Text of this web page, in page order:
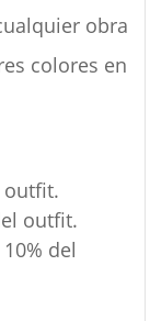
obra
colores en
outfit.
outfit.
del